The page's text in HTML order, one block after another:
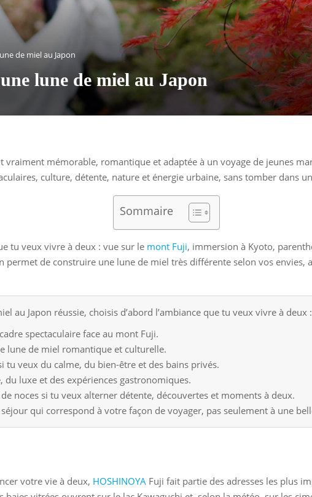
de miel au Japon
lune de miel au Japon
vraiment mémorable, romantique et adaptée à un voyage de jeunes
culture, détente, nature et énergie urbaine, sans tomber dans
Sommaire
tu veux vivre à deux : vue sur le mont Fuji, immersion à Kyoto,
permet de construire une lune de miel très différente selon vos envies,
au Japon réussie, choisis d’abord l’ambiance que tu veux vivre à
spectaculaire face au mont Fuji.
lune de miel romantique et culturelle.
tu veux du calme, du bien-être et des bains privés.
luxe et des expériences gastronomiques.
noces si tu veux alterner détente, découvertes et moments à deux.
qui correspond à votre façon de voyager, pas seulement à une
votre vie à deux, HOSHINOYA Fuji fait partie des adresses les plus